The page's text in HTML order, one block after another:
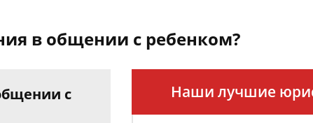
в общении с ребенком?
с
Наши лучшие